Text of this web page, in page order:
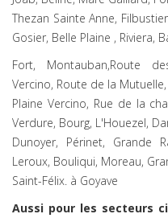
Thezan Sainte Anne,
Gosier, Belle Plaine , Riviera,
Fort, Montauban,Route
Vercino, Route de la
Plaine Vercino, Rue de la
Verdure, Bourg, L'Houezel,
Dunoyer, Périnet, Grande
Leroux, Bouliqui, Moreau,
Saint-Félix. à Goyave
Aussi pour les secteurs